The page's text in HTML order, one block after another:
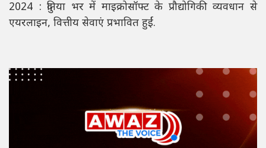
2024 : दुनिया भर में माइक्रोसॉफ्ट के प्रौद्योगिकी व्यवधान से
एयरलाइन, वित्तीय सेवाएं प्रभावित हुईं.